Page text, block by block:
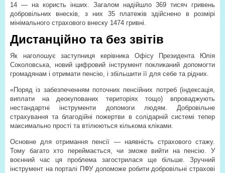
14 — на користь інших. Загалом надійшло 369 тисяч гривень
добровільних внесків, з них 35 платежів здійснено в розмірі
мінімального страхового внеску 1474 гривні.
Дистанційно та без звітів
Як наголошує заступниця керівника Офісу Президента Юлія
Соколовська, новий цифровий інструмент покликаний допомогти
громадянам і отримати пенсію, і збільшити її для себе та рідних.
«Поряд із забезпеченням поточних пенсійних потреб (індексація,
виплати на деокупованих територіях тощо) впроваджують
нестандартні інструменти допомоги людям. Добровільне
страхування та благодійні пожертви в солідарній системі тепер
максимально прості та втілюються кількома кліками.
Основне для отримання пенсії — наявність страхового стажу.
Тому багато хто переймається, чи зможе вийти на пенсію. У
воєнний час ця проблема загострилася ще більше. Зручний
інструмент на порталі ПФУ допоможе робити добровільні страхові